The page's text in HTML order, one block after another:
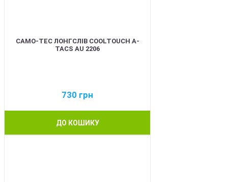
CAMO-TEC ЛОНГСЛІВ COOLTOUCH A-
TACS AU 2206
730 грн
ДО КОШИКУ